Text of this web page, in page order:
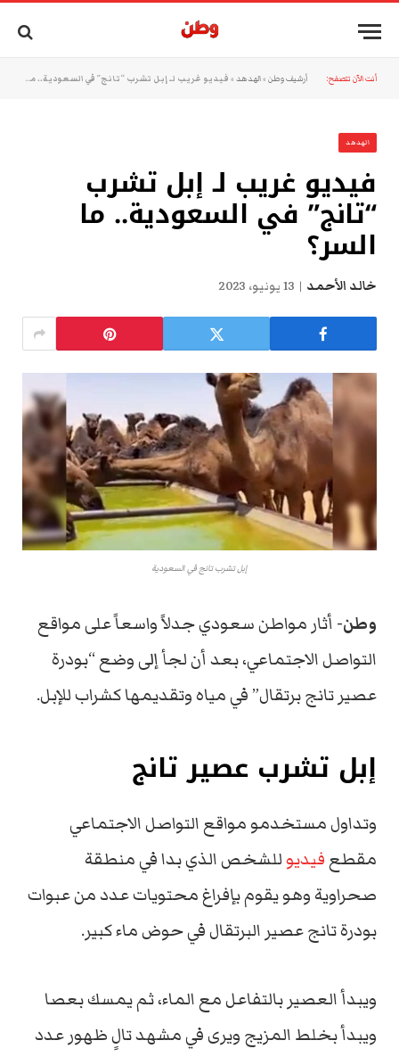
أنت الآن تتصفح: أرشيف وطن »الهدهد » فيديو غريب لـ إبل تشرب “تانج” في السعودية.. ما السر؟
الهدهد
فيديو غريب لـ إبل تشرب
“تانج” في السعودية.. ما
السر؟
خالد الأحمد 13 يونيو، 2023
إبل تشرب تانج في السعودية
وطن- أثار مواطن سعودي جدلاً واسعاً على مواقع
التواصل الاجتماعي، بعد أن لجأ إلى وضع “بودرة
عصير تانج برتقال” في مياه وتقديمها كشراب للإبل.
إبل تشرب عصير تانج
وتداول مستخدمو مواقع التواصل الاجتماعي
مقطع فيديو للشخص الذي بدا في منطقة
صحراوية وهو يقوم بإفراغ محتويات عدد من عبوات
بودرة تانج عصير البرتقال في حوض ماء كبير.
ويبدأ العصير بالتفاعل مع الماء، ثم يمسك بعصا
ويبدأ بخلط المزيج ويرى في مشهد تالٍ ظهور عدد